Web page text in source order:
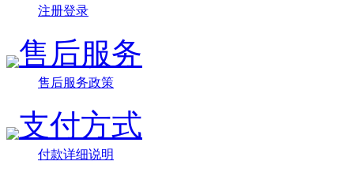
注册登录
售后服务
售后服务政策
支付方式
付款详细说明